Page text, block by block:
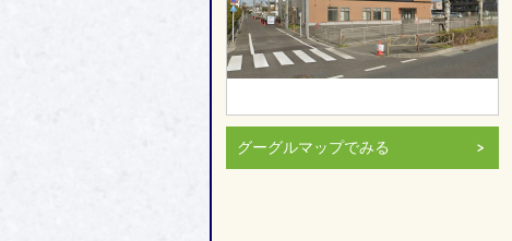
グーグルマップでみる ＞